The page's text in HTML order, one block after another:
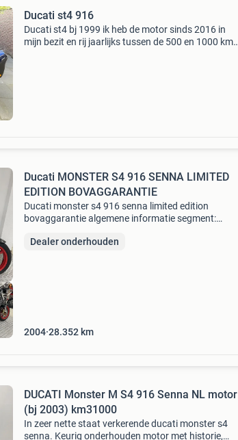
Ducati st4 916
Ducati st4 bj 1999 ik heb de motor sinds 2016 in
mijn bezit en rij jaarlijks tussen de 500 en 1000 km
Ducati MONSTER S4 916 SENNA LIMITED
EDITION BOVAGGARANTIE
Ducati monster s4 916 senna limited edition
bovaggarantie algemene informatie segment:
referentienummer: 6766 kenteken: mn-sv-29
Dealer onderhouden
2004 28.352 km
DUCATI Monster M S4 916 Senna NL motor
(bj 2003) km31000
In zeer nette staat verkerende ducati monster s4
senna. Keurig onderhouden motor met historie,